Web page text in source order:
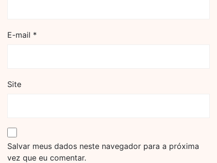
E-mail *
Site
Salvar meus dados neste navegador para a próxima
vez que eu comentar.